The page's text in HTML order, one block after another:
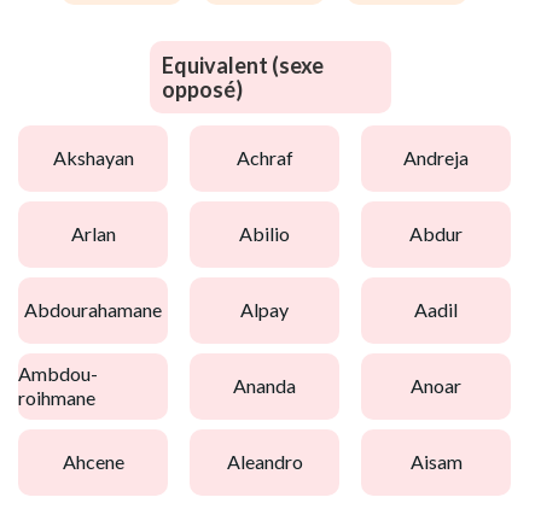
Equivalent (sexe
opposé)
akshayan achraf andreja
arlan abilio abdur
abdourahamane alpay aadil
ambdou-
roihmane
ananda anoar
ahcene aleandro aisam